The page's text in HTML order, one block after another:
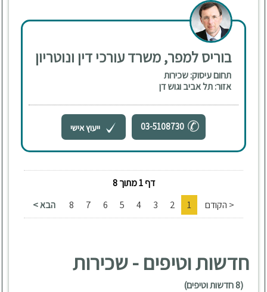
בוריס למפר, משרד עורכי דין ונוטריון
תחום עיסוק: שכירות
אזור: תל אביב וגוש דן
03-5108730 ייעוץ אישי
דף 1 מתוך 8
< הקודם
1
2
3
4
5
6
7
8 הבא >
חדשות וטיפים - שכירות
(8 חדשות וטיפים)